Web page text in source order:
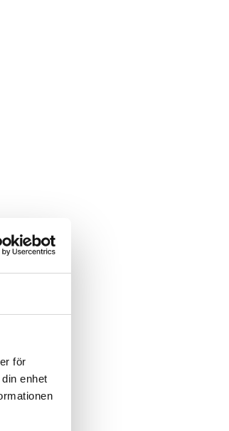
för
enhet